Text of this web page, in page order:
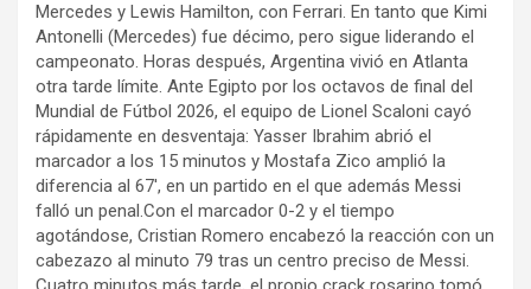
Mercedes y Lewis Hamilton, con Ferrari. En tanto que Kimi
Antonelli (Mercedes) fue décimo, pero sigue liderando el
campeonato. Horas después, Argentina vivió en Atlanta
otra tarde límite. Ante Egipto por los octavos de final del
Mundial de Fútbol 2026, el equipo de Lionel Scaloni cayó
rápidamente en desventaja: Yasser Ibrahim abrió el
marcador a los 15 minutos y Mostafa Zico amplió la
diferencia al 67′, en un partido en el que además Messi
falló un penal.Con el marcador 0-2 y el tiempo
agotándose, Cristian Romero encabezó la reacción con un
cabezazo al minuto 79 tras un centro preciso de Messi.